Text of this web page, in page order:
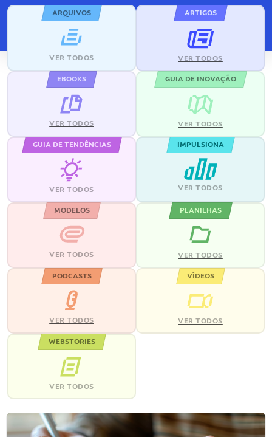
ARQUIVOS
VER TODOS
ARTIGOS
VER TODOS
EBOOKS
VER TODOS
GUIA DE INOVAÇÃO
VER TODOS
GUIA DE TENDÊNCIAS
VER TODOS
IMPULSIONA
VER TODOS
MODELOS
VER TODOS
PLANILHAS
VER TODOS
PODCASTS
VER TODOS
VÍDEOS
VER TODOS
WEBSTORIES
VER TODOS